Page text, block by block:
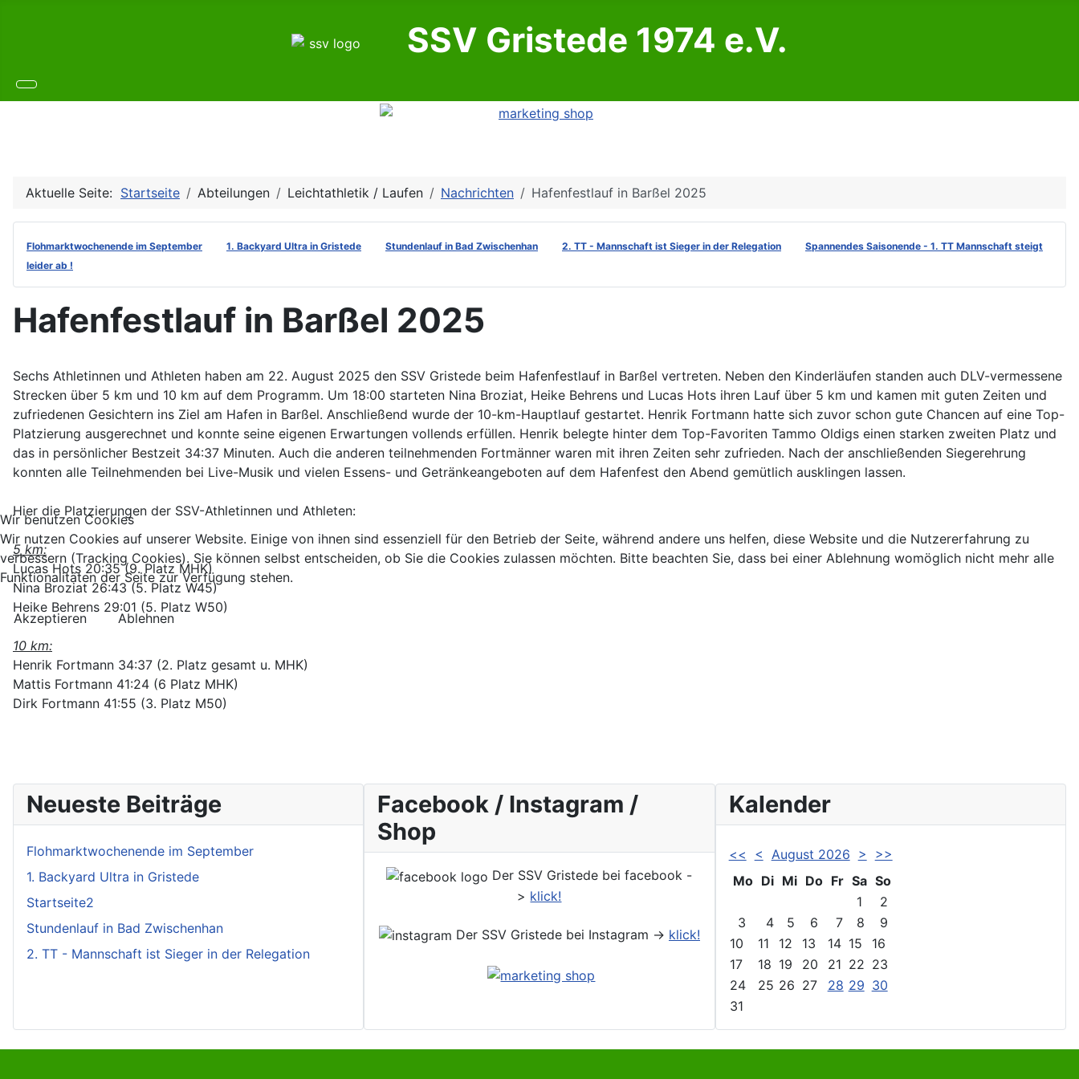
SSV Gristede 1974 e.V.
Aktuelle Seite: Startseite Abteilungen Leichtathletik / Laufen Nachrichten Hafenfestlauf in Barßel 2025
Flohmarktwochenende im September 1. Backyard Ultra in Gristede Stundenlauf in Bad Zwischenhan 2. TT - Mannschaft ist Sieger in der Relegation
Spannendes Saisonende - 1. TT Mannschaft steigt
leider ab !
Hafenfestlauf in Barßel 2025
Sechs Athletinnen und Athleten haben am 22. August 2025 den SSV Gristede beim Hafenfestlauf in Barßel vertreten. Neben den Kinderläufen standen auch DLV-vermessene
Strecken über 5 km und 10 km auf dem Programm. Um 18:00 starteten Nina Broziat, Heike Behrens und Lucas Hots ihren Lauf über 5 km und kamen mit guten Zeiten und
zufriedenen Gesichtern ins Ziel am Hafen in Barßel. Anschließend wurde der 10-km-Hauptlauf gestartet. Henrik Fortmann hatte sich zuvor schon gute Chancen auf eine Top-
Platzierung ausgerechnet und konnte seine eigenen Erwartungen vollends erfüllen. Henrik belegte hinter dem Top-Favoriten Tammo Oldigs einen starken zweiten Platz und
das in persönlicher Bestzeit 34:37 Minuten. Auch die anderen teilnehmenden Fortmänner waren mit ihren Zeiten sehr zufrieden. Nach der anschließenden Siegerehrung
konnten alle Teilnehmenden bei Live-Musik und vielen Essens- und Getränkeangeboten auf dem Hafenfest den Abend gemütlich ausklingen lassen.
Hier die Platzierungen der SSV-Athletinnen und Athleten:
5 km:
Lucas Hots 20:35 (9. Platz MHK)
Nina Broziat 26:43 (5. Platz W45)
Heike Behrens 29:01 (5. Platz W50)
10 km:
Henrik Fortmann 34:37 (2. Platz gesamt u. MHK)
Mattis Fortmann 41:24 (6 Platz MHK)
Dirk Fortmann 41:55 (3. Platz M50)
Neueste Beiträge
Flohmarktwochenende im September
1. Backyard Ultra in Gristede
Startseite2
Stundenlauf in Bad Zwischenhan
2. TT - Mannschaft ist Sieger in der Relegation
Facebook / Instagram /
Shop
Der SSV Gristede bei facebook -
> klick!
Der SSV Gristede bei Instagram -> klick!
Kalender
<< < August 2026 >
>>
Mo Di Mi Do Fr Sa So
1
2
3
4 5 6 7 8
9
10
11 12 13 14 15
16
17
18 19 20 21 22 23
24
25 26 27 28 29 30
31
Wir benutzen Cookies
Wir nutzen Cookies auf unserer Website. Einige von ihnen sind essenziell für den Betrieb der Seite, während andere uns helfen, diese Website und die Nutzererfahrung zu
verbessern (Tracking Cookies). Sie können selbst entscheiden, ob Sie die Cookies zulassen möchten. Bitte beachten Sie, dass bei einer Ablehnung womöglich nicht mehr alle
Funktionalitäten der Seite zur Verfügung stehen.
Akzeptieren Ablehnen